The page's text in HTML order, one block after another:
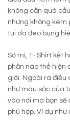
không cần quá
nhưng không kém
túi da đeo bụng
Sơ mi, T- Shirt kết
phần nào thể hiện
giới. Ngoài ra điều
như màu sắc của
vào nơi mà bạn sẽ
phù hợp. Ví dụ